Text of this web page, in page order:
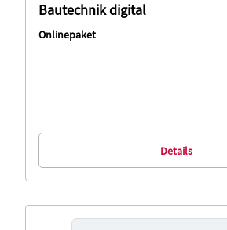
Bautechnik digital
Onlinepaket
Details